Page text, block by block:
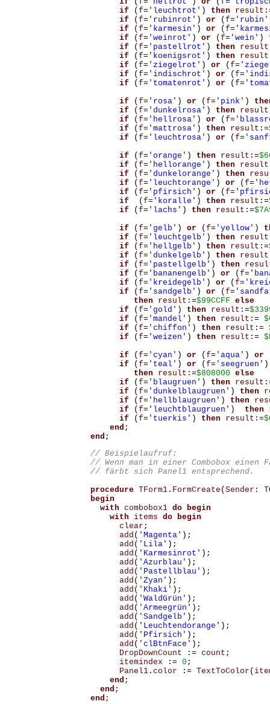
if
( f= 'leuchtrot' ) then result
if
( f= 'rubinrot' ) or ( f= 'rubin'
if
( f= 'karmesin' ) or ( f=
if
( f= 'weinrot' ) or ( f= 'wein' )
if
( f= 'pastellrot' ) then result
if
( f= 'koenigsrot' ) then result
if
( f= 'ziegelrot' ) or ( f=
if
( f= 'indischrot' ) or ( f=
if
( f= 'tomatenrot' ) or ( f=
if
( f= 'rosa' ) or ( f= 'pink' )
if
( f= 'dunkelrosa' ) then result
if
( f= 'hellrosa' ) or ( f=
if
( f= 'mattrosa' ) then result :=
if
( f= 'leuchtrosa' ) or ( f=
if
( f= 'orange' ) then result :=
if
( f= 'hellorange' ) then result
if
( f= 'dunkelorange' ) then
if
( f= 'leuchtorange' ) or ( f=
if
( f= 'pfirsich' ) or ( f=
if
( f= 'koralle' ) then result :=
if
( f= 'lachs' ) then result :=
if
( f= 'gelb' ) or ( f= 'yellow' )
if
( f= 'leuchtgelb' ) then result
if
( f= 'hellgelb' ) then result :=
if
( f= 'dunkelgelb' ) then result
if
( f= 'pastellgelb' ) then
if
( f= 'bananengelb' ) or ( f=
if
( f= 'kreidegelb' ) or ( f=
if
( f= 'sandgelb' ) or ( f=
then
result :=$99CCFF else
if
( f= 'gold' ) then result :=
if
( f= 'mandel' ) then result :=
if
( f= 'chiffon' ) then result :=
if
( f= 'weizen' ) then result :=
if
( f= 'cyan' ) or ( f= 'aqua' ) or
if
( f= 'teal' ) or ( f= 'seegruen' )
then
result :=$808000 else
if
( f= 'blaugruen' ) then result
if
( f= 'dunkelblaugruen' ) then
if
( f= 'hellblaugruen' ) then
if
( f= 'leuchtblaugruen' ) then
if
( f= 'tuerkis' ) then result :=
end ;
end ;
// Beispielaufruf:
// Wenn man in einer Combobox einen
procedure TForm1 . FormCreate ( Sender :
begin
with combobox1 do begin
with
items do begin
clear ;
add ( 'Magenta' );
add ( 'Lila' );
add ( 'Karmesinrot' );
add ( 'Azurblau' );
add ( 'Pastellblau' );
add ( 'Zyan' );
add ( 'Khaki' );
add ( 'WaldGrün' );
add ( 'Armeegrün' );
add ( 'Sandgelb' );
add ( 'Leuchtendorange' );
add ( 'Pfirsich' );
add ( 'clBtnFace' );
DropDownCount
:= count ;
itemindex
:= 0 ;
Panel1 . color := TextToColor (
end ;
end ;
end ;